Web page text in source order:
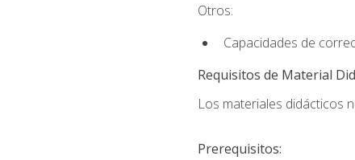
Otros:
Capacidades de
Requisitos de Material
Los materiales didácticos
Prerequisitos: